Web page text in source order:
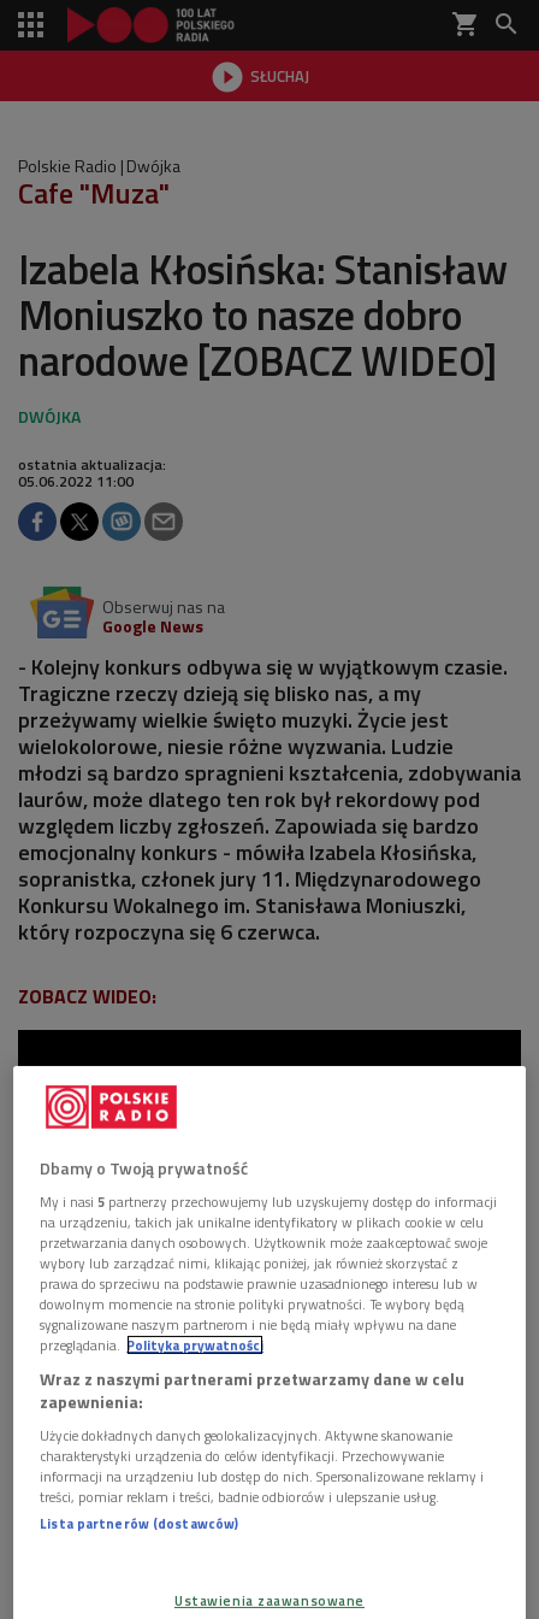
shopping_cart 
 SŁUCHAJ

Polskie Radio Dwójka
Cafe "Muza"
Izabela Kłosińska: Stanisław
Moniuszko to nasze dobro
narodowe [ZOBACZ WIDEO]
ostatnia aktualizacja:
05.06.2022 11:00
Obserwuj nas na
Google News
- Kolejny konkurs odbywa się w wyjątkowym czasie.
Tragiczne rzeczy dzieją się blisko nas, a my
przeżywamy wielkie święto muzyki. Życie jest
wielokolorowe, niesie różne wyzwania. Ludzie
młodzi są bardzo spragnieni kształcenia, zdobywania
laurów, może dlatego ten rok był rekordowy pod
względem liczby zgłoszeń. Zapowiada się bardzo
emocjonalny konkurs - mówiła Izabela Kłosińska,
sopranistka, członek jury 11. Międzynarodowego
Konkursu Wokalnego im. Stanisława Moniuszki,
który rozpoczyna się 6 czerwca.
ZOBACZ WIDEO:
(You Tube Dwójki)
W niedzielny poranek gościem Andrzeja Sułka była
Izabela Kłosińska
Znakomita sopranistka jest członkiem jury 11.
ds. obsad Teatru Wielkiego - Opery Narodowej.
Dbamy o Twoją prywatność
My i nasi5 partnerzy przechowujemy lub uzyskujemy dostęp do informacji
na urządzeniu, takich jak unikalne identyfikatory w plikach cookie w celu
przetwarzania danych osobowych. Użytkownik może zaakceptować swoje
wybory lub zarządzać nimi, klikając poniżej, jak również skorzystać z
prawa do sprzeciwu na podstawie prawnie uzasadnionego interesu lub w
dowolnym momencie na stronie polityki prywatności. Te wybory będą
sygnalizowane naszym partnerom i nie będą miały wpływu na dane
przeglądania. Polityka prywatności
Wraz z naszymi partnerami przetwarzamy dane w celu
zapewnienia:
Użycie dokładnych danych geolokalizacyjnych. Aktywne skanowanie
charakterystyki urządzenia do celów identyfikacji. Przechowywanie
informacji na urządzeniu lub dostęp do nich. Spersonalizowane reklamy i
treści, pomiar reklam i treści, badnie odbiorców i ulepszanie usług.
Lista partnerów (dostawców)
Ustawienia zaawansowane